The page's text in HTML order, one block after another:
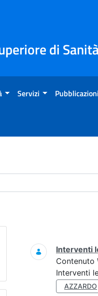
di
Servizi Pubblicazioni
- Archivio
Ricerca
Interventi
Contenuto
Interventi
AZZARDO